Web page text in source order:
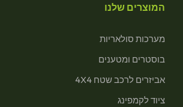
המוצרים שלנו
מערכות סולאריות
בוסטרים ומטענים
אביזרים לרכב שטח 4X4
ציוד לקמפינג